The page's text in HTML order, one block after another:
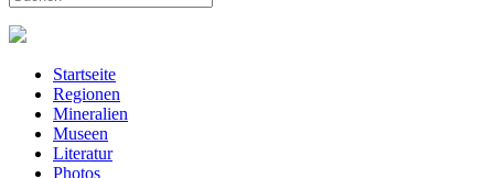
Startseite
Regionen
Mineralien
Museen
Literatur
Photos